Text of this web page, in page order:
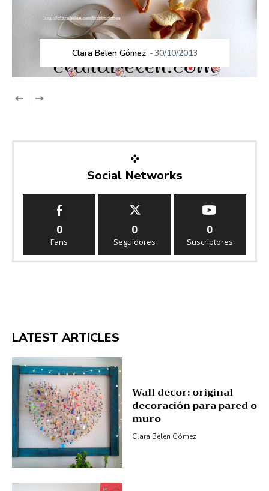
Clara Belen Gómez -30/10/2013
Social Networks
0
Fans
0
Seguidores
0
Suscriptores
LATEST ARTICLES
Wall decor: original
decoración para pared o
muro
Clara Belen Gómez